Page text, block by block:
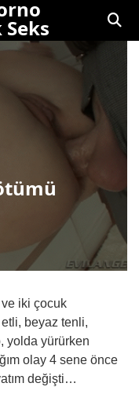
iki çocuk
beyaz tenli,
yolda yürürken
olay 4 sene önce
değişti…